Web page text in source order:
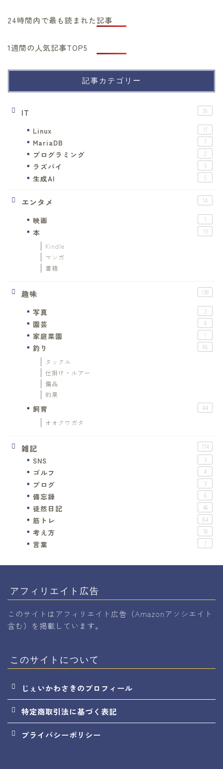
24時間内で最も読まれた記事
1週間の人気記事TOP5
記事カテゴリー
IT 35
Linux 17
MariaDB 7
プログラミング 2
ラズパイ 5
生成AI 5
エンタメ 14
映画 1
本 13
Kindle
マンガ
書籍
趣味 138
写真 3
園芸 4
家庭菜園 1
釣り 85
タックル
仕掛け・ルアー
備品
釣果
飼育 44
オオクワガタ
雑記 174
SNS 3
ゴルフ 4
ブログ 3
備忘録 6
徒然日記 46
筋トレ 64
考え方 18
言葉 7
アフィリエイト広告
このサイトはアフィリエイト広告（Amazonアソシエイト
含む）を掲載しています。
このサイトについて
じぇいかわさきのプロフィール
特定商取引法に基づく表記
プライバシーポリシー